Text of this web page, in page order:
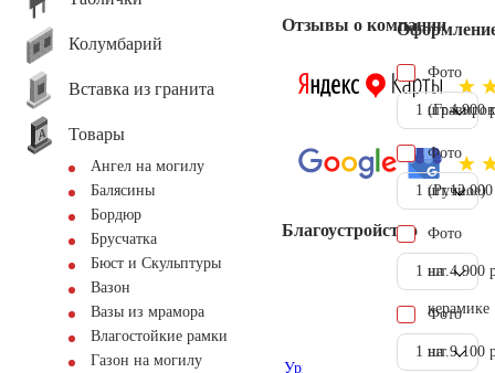
Колумбарий
Вставка из гранита
Товары
Ангел на могилу
Балясины
Бордюр
Брусчатка
Бюст и Скульптуры
Вазон
Вазы из мрамора
Влагостойкие рамки
Газон на могилу
Отзывы о компании
Благоустройство
Фото
1 шт.4.900
Фото
(Ручное)
1 шт.
Фото
на
керамике
1 шт. 4.900
Фото
на
1 шт. 9.100